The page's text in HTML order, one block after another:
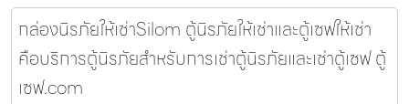
กล่องนิรภัยให้เช่าSilom ตู้นิรภัยให้เช่าและตู้เซฟให้เช่า
คือบริการตู้นิรภัยสำหรับการเช่าตู้นิรภัยและเช่าตู้เซฟ ตู้
เซฟ.com